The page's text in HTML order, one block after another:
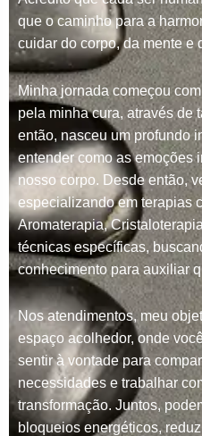
que o caminho para a
cuidar do corpo, da mente e
Minha jornada começou
pela minha cura, através de
então, nasceu um profundo
entender como as emoções
nosso corpo. Desde então,
especializando em terapias
Aromaterapia,
técnicas específicas,
conhecimento para auxiliar
Nos atendimentos, meu
espaço acolhedor, onde
sentir à vontade para
necessidades e trabalhar
transformação. Juntos,
bloqueios energéticos,